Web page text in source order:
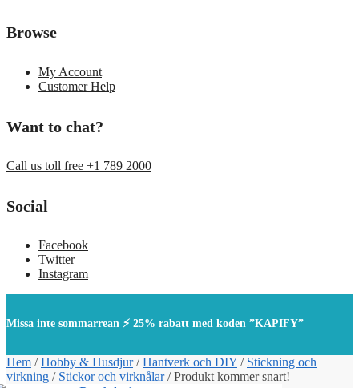
Browse
My Account
Customer Help
Want to chat?
Call us toll free +1 789 2000
Social
Facebook
Twitter
Instagram
Missa inte sommarrean ⚡ 25% rabatt med koden ”KAPIFY”
Hem /Hobby & Husdjur/Hantverk och DIY / Stickning och
virkning / Stickor och virknålar/Produkt kommer snart!